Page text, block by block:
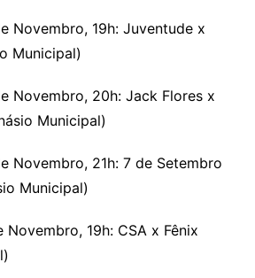
Novembro, 19h: Juventude x
Municipal)
Novembro, 20h: Jack Flores x
Municipal)
Novembro, 21h: 7 de Setembro
Municipal)
Novembro, 19h: CSA x Fênix